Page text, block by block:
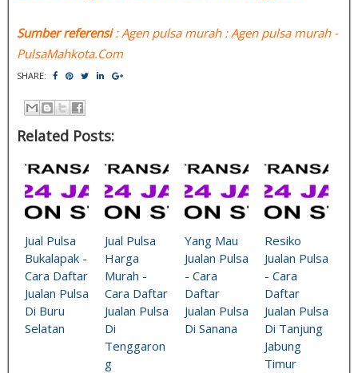
Sumber referensi: Agen pulsa murah : Agen pulsa murah -
PulsaMahkota.Com
SHARE:
Related Posts:
Jual Pulsa
Bukalapak -
Cara Daftar
Jualan Pulsa
Di Buru
Selatan
Jual Pulsa
Harga
Murah -
Cara Daftar
Jualan Pulsa
Di
Tenggaron
g
Yang Mau
Jualan Pulsa
- Cara
Daftar
Jualan Pulsa
Di Sanana
Resiko
Jualan Pulsa
- Cara
Daftar
Jualan Pulsa
Di Tanjung
Jabung
Timur